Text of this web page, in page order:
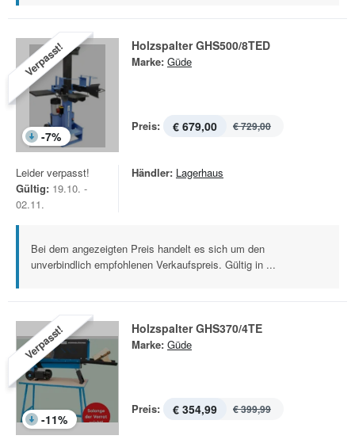
Verpasst!
-7%
Holzspalter GHS500/8TED
Marke: Güde
Preis: € 679,00 € 729,00
Leider verpasst!
Gültig: 19.10. -
02.11.
Händler: Lagerhaus
Bei dem angezeigten Preis handelt es sich um den
unverbindlich empfohlenen Verkaufspreis. Gültig in ...
Verpasst!
-11%
Holzspalter GHS370/4TE
Marke: Güde
Preis: € 354,99 € 399,99